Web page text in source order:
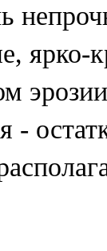
-